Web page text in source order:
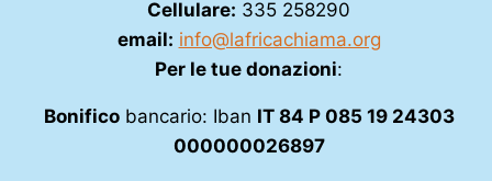
Cellulare: 335 258290
email: info@lafricachiama.org
Per le tue donazioni:
Bonificobancario: Iban IT 84 P 085 19 24303
000000026897